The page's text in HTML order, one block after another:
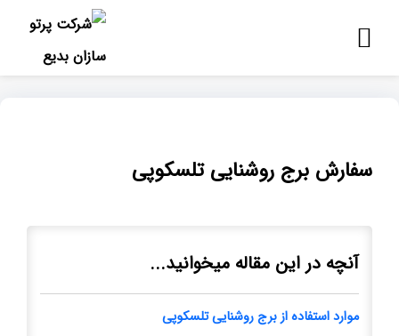
سفارش برج روشنایی تلسکوپی
آنچه در این مقاله میخوانید...
موارد استفاده از برج روشنایی تلسکوپی